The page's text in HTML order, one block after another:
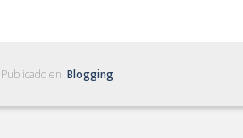
Publicado en: Blogging